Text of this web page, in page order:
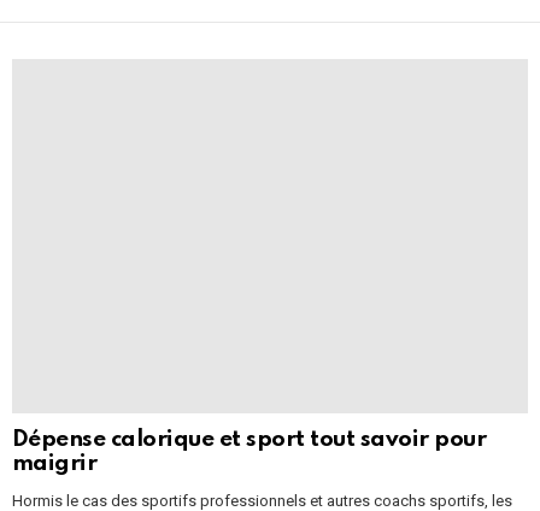
Dépense calorique et sport tout savoir pour
maigrir
Hormis le cas des sportifs professionnels et autres coachs sportifs, les